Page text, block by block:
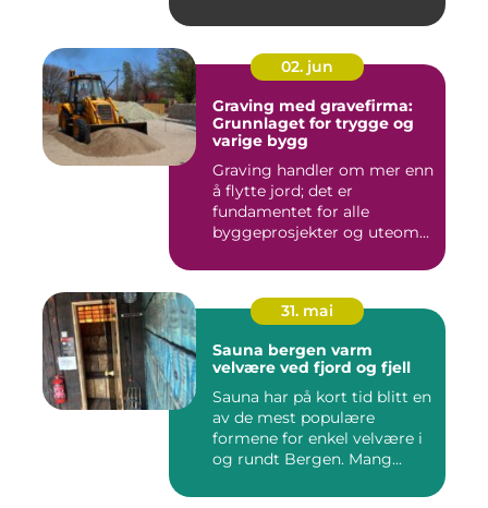
02. jun
Graving med gravefirma:
Grunnlaget for trygge og
varige bygg
Graving handler om mer enn
å flytte jord; det er
fundamentet for alle
byggeprosjekter og uteom...
31. mai
Sauna bergen varm
velvære ved fjord og fjell
Sauna har på kort tid blitt en
av de mest populære
formene for enkel velvære i
og rundt Bergen. Mang...